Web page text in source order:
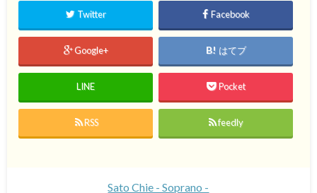
Twitter Facebook
Google+ はてブ
LINE Pocket
RSS feedly
Sato Chie - Soprano -